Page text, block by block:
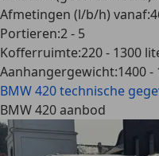
Afmetingen (l/b/h) vanaf:
Portieren:2 - 5
Kofferruimte:220 - 1300
Aanhangergewicht:1400 -
BMW 420technische
BMW 420 aanbod